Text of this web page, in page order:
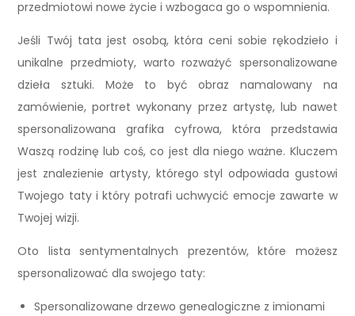
przedmiotowi nowe życie i wzbogaca go o wspomnienia.
Jeśli Twój tata jest osobą, która ceni sobie rękodzieło i
unikalne przedmioty, warto rozważyć spersonalizowane
dzieła sztuki. Może to być obraz namalowany na
zamówienie, portret wykonany przez artystę, lub nawet
spersonalizowana grafika cyfrowa, która przedstawia
Waszą rodzinę lub coś, co jest dla niego ważne. Kluczem
jest znalezienie artysty, którego styl odpowiada gustowi
Twojego taty i który potrafi uchwycić emocje zawarte w
Twojej wizji.
Oto lista sentymentalnych prezentów, które możesz
spersonalizować dla swojego taty:
Spersonalizowane drzewo genealogiczne z imionami